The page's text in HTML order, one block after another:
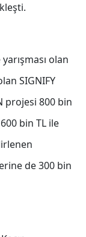
olan
SIGNIFY
projesi 800 bin
bin TL ile
de 300 bin